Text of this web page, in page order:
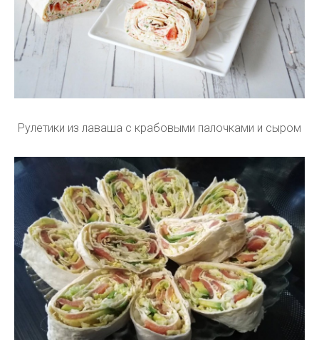
Рулетики из лаваша с крабовыми палочками и сыром